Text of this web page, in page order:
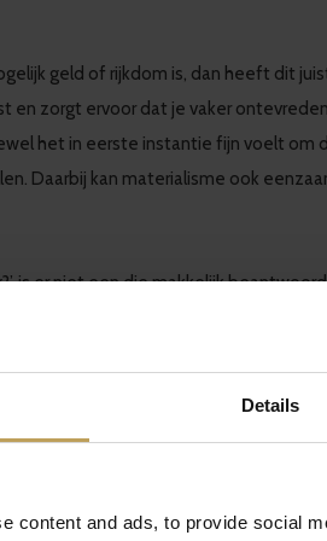
Details
content and ads, to provide social
geld of rijkdom is, dan heeft dit
en zorgt ervoor dat je vaker
het in eerste instantie fijn voelt om
Daarbij kan materialisme ook
is er niet een die makkelijk
Wil jij meer geld verdienen? Dan zal
motieven en je passies in het
anders doet vermoeden is
maar je kunt ook zelf je vitamine-D
het ook voor de aanmaak van